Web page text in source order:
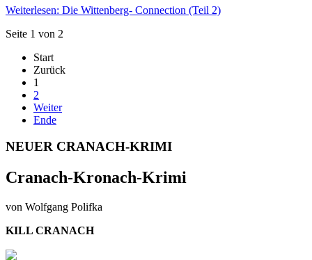
Weiterlesen: Die Wittenberg- Connection (Teil 2)
Seite 1 von 2
Start
Zurück
1
2
Weiter
Ende
NEUER CRANACH-KRIMI
Cranach-Kronach-Krimi
von Wolfgang Polifka
KILL CRANACH